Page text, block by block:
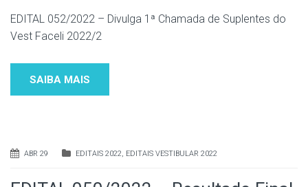
EDITAL 052/2022 – Divulga 1ª Chamada de Suplentes do
Vest Faceli 2022/2
SAIBA MAIS
ABR 29 EDITAIS 2022, EDITAIS VESTIBULAR 2022